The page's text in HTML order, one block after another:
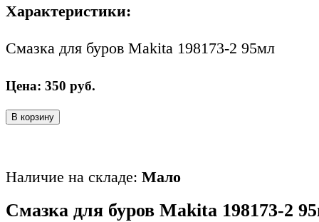
Характеристики:
Смазка для буров Makita 198173-2 95мл
Цена: 350 руб.
В корзину
Наличие на складе: Мало
Смазка для буров Makita 198173-2